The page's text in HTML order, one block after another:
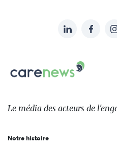
sur:
LinkedIn
Le
des
l'engagement
Le média des acteurs de
Notre histoire